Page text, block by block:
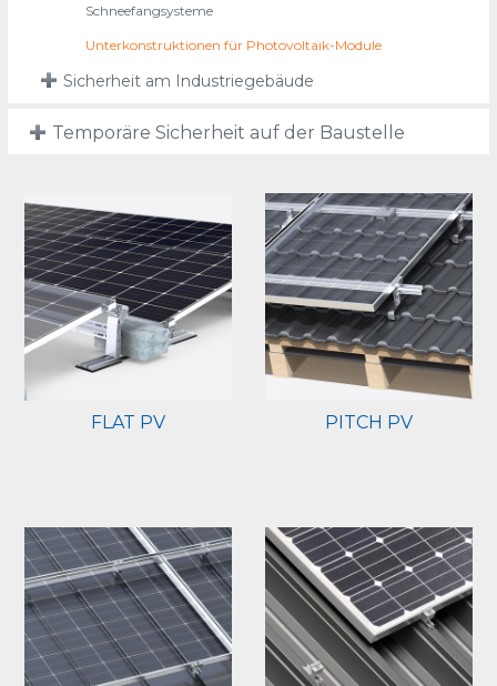
Schneefangsysteme
Unterkonstruktionen für Photovoltaik-Module
Sicherheit am Industriegebäude
Temporäre Sicherheit auf der Baustelle
FLAT PV PITCH PV